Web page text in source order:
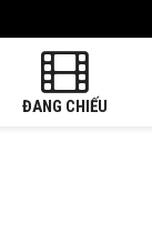
ĐANG CHIẾU